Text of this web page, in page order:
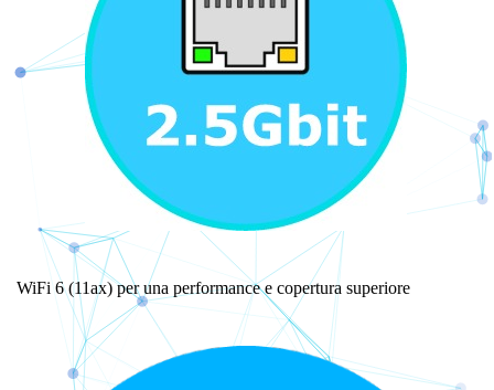
WiFi 6 (11ax) per una performance e copertura superiore